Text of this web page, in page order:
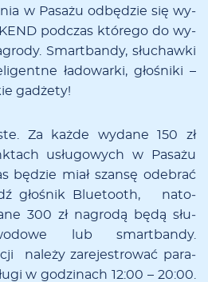
w Pa­sa­żu od­bę­dzie się wy­
pod­czas któ­re­go do wy­
Smart­ban­dy, słu­chaw­ki
ła­do­war­ki, gło­śni­ki –
ga­dże­ty!
Za każ­de wy­da­ne 150 zł
usłu­go­wych w Pa­sa­żu
bę­dzie miał szan­sę ode­brać
gło­śnik Blu­eto­oth, na­to­
300 zł na­gro­dą bę­dą słu­
lub smart­ban­dy.
na­le­ży za­re­je­stro­wać pa­ra­
w go­dzi­nach 12:00 – 20:00.